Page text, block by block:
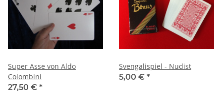
Super Asse von Aldo
Colombini
27,50 € *
Svengalispiel - Nudist
5,00 € *